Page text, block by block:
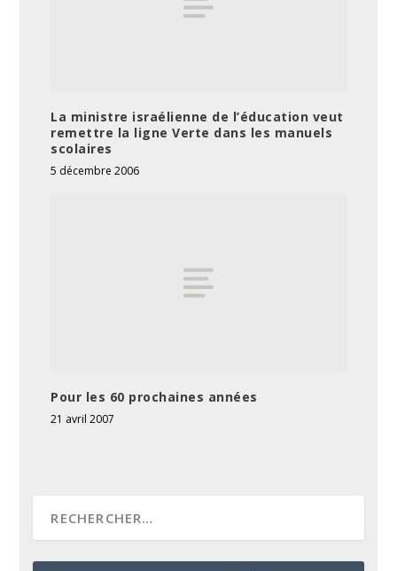
La ministre israélienne de l’éducation veut
remettre la ligne Verte dans les manuels
scolaires
5 décembre 2006
Pour les 60 prochaines années
21 avril 2007